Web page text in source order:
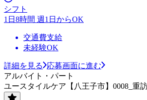
シフト
1日8時間 週1日からOK
交通費支給
未経験OK
詳細を見る
応募画面に進む
アルバイト・パート
ユースタイルケア【八王子市】0008_重